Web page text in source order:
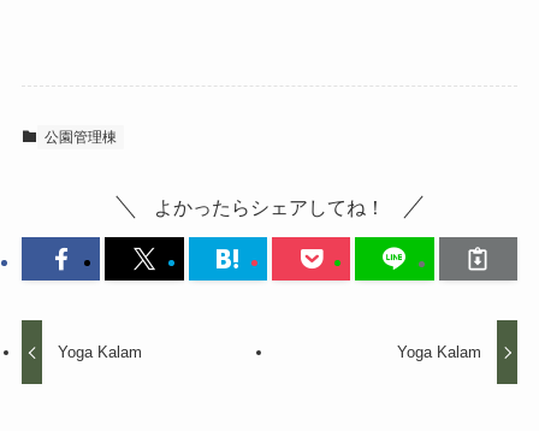
公園管理棟
よかったらシェアしてね！
Yoga Kalam Yoga Kalam